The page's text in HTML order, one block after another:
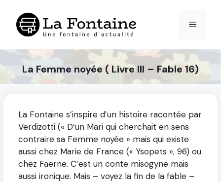
contenu
Menu
La Femme noyée ( Livre III – Fable 16)
La Fontaine s’inspire d’un histoire racontée par
Verdizotti (« D’un Mari qui cherchait en sens
contraire sa Femme noyée » mais qui existe
aussi chez Marie de France (« Ysopets », 96) ou
chez Faerne. C’est un conte misogyne mais
aussi ironique. Mais – voyez la fin de la fable –